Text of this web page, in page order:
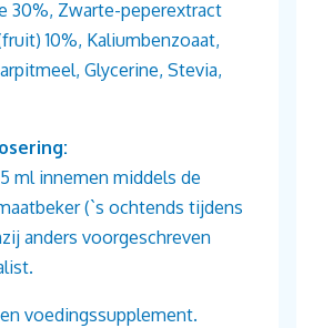
30%, Zwarte-peperextract
10%, Kaliumbenzoaat,
Glycerine, Stevia,
ml innemen middels de
(`s ochtends tijdens
anders voorgeschreven
voedingssupplement.